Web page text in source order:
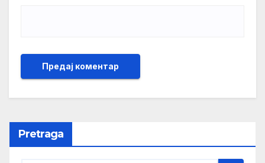
Pretraga